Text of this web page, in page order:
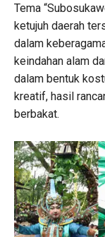
Tema
ketujuh daerah
dalam
keindahan alam
dalam bentuk
kreatif, hasil
berbakat.